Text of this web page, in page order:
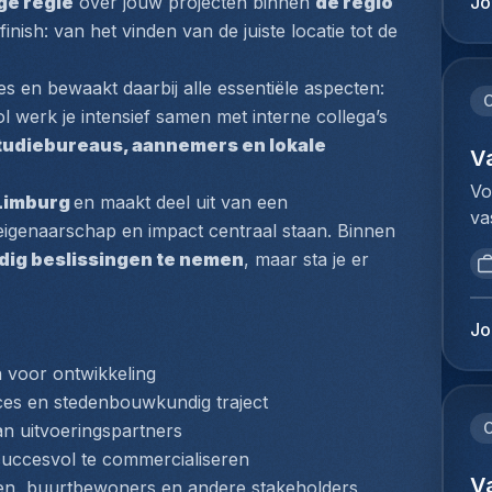
van het vinden van de juiste locatie tot de
en bewaakt daarbij alle essentiële aspecten:
je intensief samen met interne collega’s
aannemers en lokale
en impact centraal staan. Binnen
beslissingen te nemen, maar sta je er
voor ontwikkeling
en stedenbouwkundig traject
uitvoeringspartners
te commercialiseren